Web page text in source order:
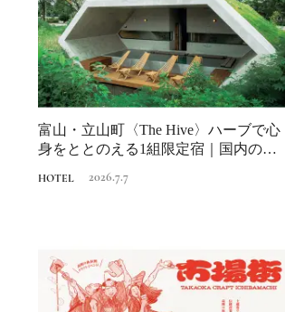
富山・立山町〈The Hive〉ハーブで心
身をととのえる1組限定宿｜国内のリト
HOTEL 2026.7.7